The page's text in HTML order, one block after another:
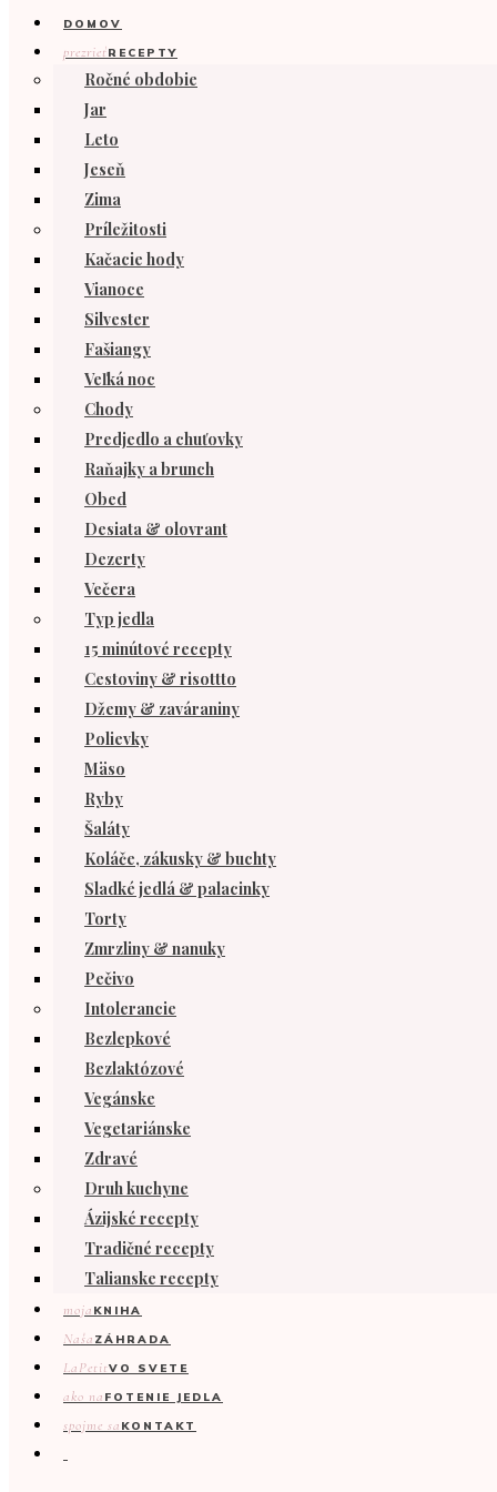
DOMOV
prezrieťRECEPTY
Ročné obdobie
Jar
Leto
Jeseň
Zima
Príležitosti
Kačacie hody
Vianoce
Silvester
Fašiangy
Veľká noc
Chody
Predjedlo a chuťovky
Raňajky a brunch
Obed
Desiata & olovrant
Dezerty
Večera
Typ jedla
15 minútové recepty
Cestoviny & risottto
Džemy & zaváraniny
Polievky
Mäso
Ryby
Šaláty
Koláče, zákusky & buchty
Sladké jedlá & palacinky
Torty
Zmrzliny & nanuky
Pečivo
Intolerancie
Bezlepkové
Bezlaktózové
Vegánske
Vegetariánske
Zdravé
Druh kuchyne
Ázijské recepty
Tradičné recepty
Talianske recepty
moja KNIHA
Naša ZÁHRADA
LaPetitVO SVETE
ako na FOTENIE JEDLA
spojme sa KONTAKT